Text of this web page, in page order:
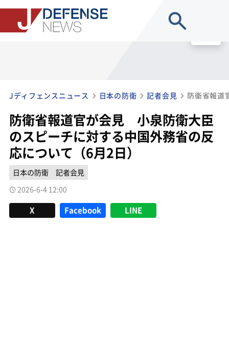
Jディフェンスニュース 日本の防衛 記者会見
防衛省報道官が会見 小泉防衛大臣
のスピーチに対する中国外務省の反
応について（6月2日）
日本の防衛
記者会見
2026-6-4 12:00
X Facebook LINE